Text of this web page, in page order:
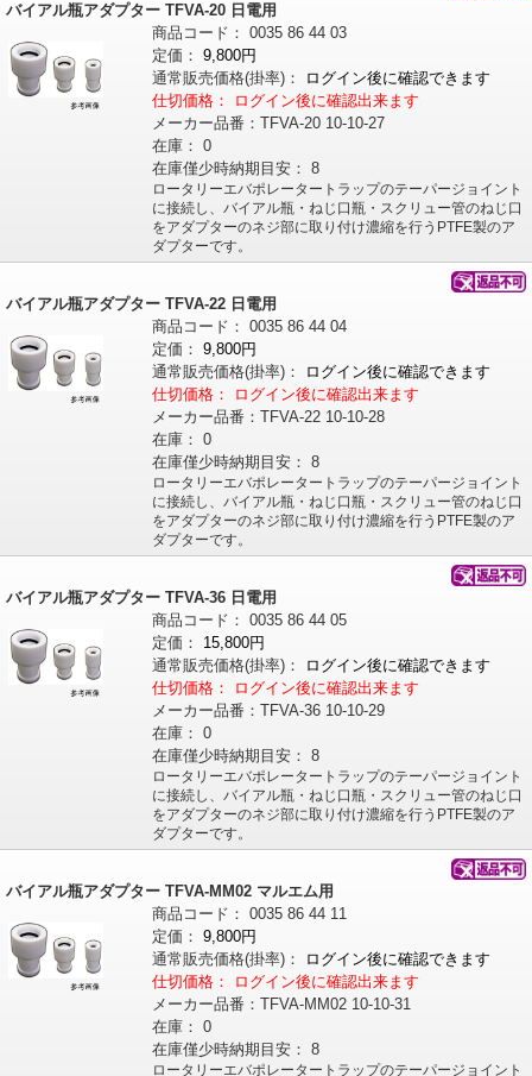
バイアル瓶アダプター TFVA-20 日電用
商品コード： 0035 86 44 03
定価： 9,800円
通常販売価格(掛率)：
ログイン後に確認できます
仕切価格：
ログイン後に確認出来ます
メーカー品番： TFVA-20 10-10-27
在庫： 0
在庫僅少時納期目安： 8
ロータリーエバポレータートラップのテーパージョイント
に接続し、バイアル瓶・ねじ口瓶・スクリュー管のねじ口
をアダプターのネジ部に取り付け濃縮を行うPTFE製のア
ダプターです。
バイアル瓶アダプター TFVA-22 日電用
商品コード： 0035 86 44 04
定価： 9,800円
通常販売価格(掛率)：
ログイン後に確認できます
仕切価格：
ログイン後に確認出来ます
メーカー品番： TFVA-22 10-10-28
在庫： 0
在庫僅少時納期目安： 8
ロータリーエバポレータートラップのテーパージョイント
に接続し、バイアル瓶・ねじ口瓶・スクリュー管のねじ口
をアダプターのネジ部に取り付け濃縮を行うPTFE製のア
ダプターです。
バイアル瓶アダプター TFVA-36 日電用
商品コード： 0035 86 44 05
定価：
15,800円
通常販売価格(掛率)：
ログイン後に確認できます
仕切価格：
ログイン後に確認出来ます
メーカー品番： TFVA-36 10-10-29
在庫： 0
在庫僅少時納期目安： 8
ロータリーエバポレータートラップのテーパージョイント
に接続し、バイアル瓶・ねじ口瓶・スクリュー管のねじ口
をアダプターのネジ部に取り付け濃縮を行うPTFE製のア
ダプターです。
バイアル瓶アダプター TFVA-MM02 マルエム用
商品コード： 0035 86 44 11
定価： 9,800円
通常販売価格(掛率)：
ログイン後に確認できます
仕切価格：
ログイン後に確認出来ます
メーカー品番： TFVA-MM02 10-10-31
在庫： 0
在庫僅少時納期目安： 8
ロータリーエバポレータートラップのテーパージョイント